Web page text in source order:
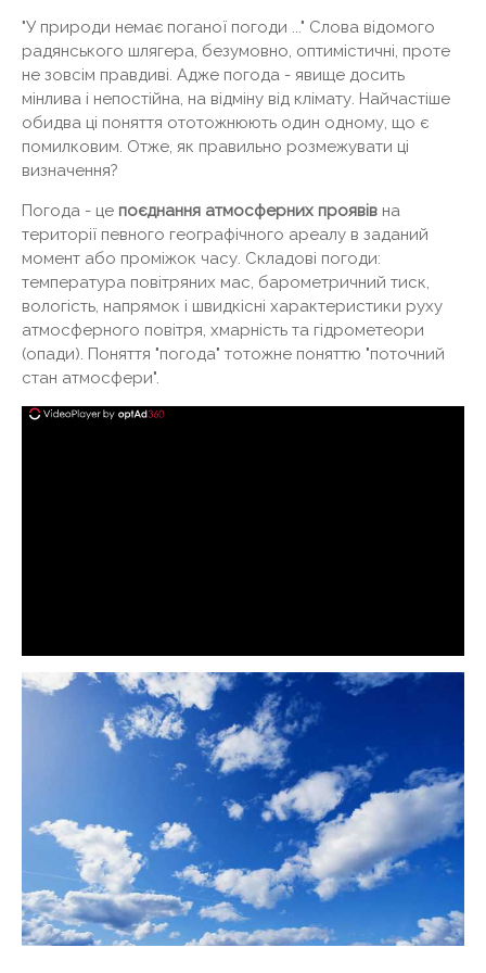
"У природи немає поганої погоди ..." Слова відомого
радянського шлягера, безумовно, оптимістичні, проте
не зовсім правдиві. Адже погода - явище досить
мінлива і непостійна, на відміну від клімату. Найчастіше
обидва ці поняття ототожнюють один одному, що є
помилковим. Отже, як правильно розмежувати ці
визначення?
Погода - це поєднання атмосферних проявів на
території певного географічного ареалу в заданий
момент або проміжок часу. Складові погоди:
температура повітряних мас, барометричний тиск,
вологість, напрямок і швидкісні характеристики руху
атмосферного повітря, хмарність та гідрометеори
(опади). Поняття "погода" тотожне поняттю "поточний
стан атмосфери".